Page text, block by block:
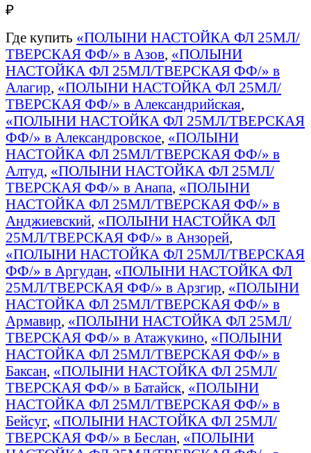
₽
Где купить «ПОЛЫНИ НАСТОЙКА ФЛ 25МЛ/
ТВЕРСКАЯ ФФ/» в Азов, «ПОЛЫНИ
НАСТОЙКА ФЛ 25МЛ/ТВЕРСКАЯ ФФ/» в
Алагир, «ПОЛЫНИ НАСТОЙКА ФЛ 25МЛ/
ТВЕРСКАЯ ФФ/» в Александрийская,
«ПОЛЫНИ НАСТОЙКА ФЛ 25МЛ/ТВЕРСКАЯ
ФФ/» в Александровское, «ПОЛЫНИ
НАСТОЙКА ФЛ 25МЛ/ТВЕРСКАЯ ФФ/» в
Алтуд, «ПОЛЫНИ НАСТОЙКА ФЛ 25МЛ/
ТВЕРСКАЯ ФФ/» в Анапа, «ПОЛЫНИ
НАСТОЙКА ФЛ 25МЛ/ТВЕРСКАЯ ФФ/» в
Анджиевский, «ПОЛЫНИ НАСТОЙКА ФЛ
25МЛ/ТВЕРСКАЯ ФФ/» в Анзорей,
«ПОЛЫНИ НАСТОЙКА ФЛ 25МЛ/ТВЕРСКАЯ
ФФ/» в Аргудан, «ПОЛЫНИ НАСТОЙКА ФЛ
25МЛ/ТВЕРСКАЯ ФФ/» в Арзгир, «ПОЛЫНИ
НАСТОЙКА ФЛ 25МЛ/ТВЕРСКАЯ ФФ/» в
Армавир, «ПОЛЫНИ НАСТОЙКА ФЛ 25МЛ/
ТВЕРСКАЯ ФФ/» в Атажукино, «ПОЛЫНИ
НАСТОЙКА ФЛ 25МЛ/ТВЕРСКАЯ ФФ/» в
Баксан, «ПОЛЫНИ НАСТОЙКА ФЛ 25МЛ/
ТВЕРСКАЯ ФФ/» в Батайск, «ПОЛЫНИ
НАСТОЙКА ФЛ 25МЛ/ТВЕРСКАЯ ФФ/» в
Бейсуг, «ПОЛЫНИ НАСТОЙКА ФЛ 25МЛ/
ТВЕРСКАЯ ФФ/» в Беслан, «ПОЛЫНИ